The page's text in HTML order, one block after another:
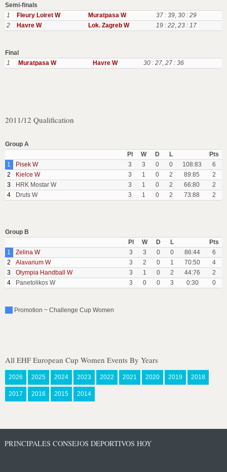
Semi-finals
1
Fleury Loiret W Muratpasa W 37 : 39, 30 : 29
2
Havre W Lok. Zagreb W 19 : 22, 23 : 17
Final
1
Muratpasa W Havre W 30 : 27, 27 : 36
2011/12 Qualification
Group A
Pl
W D L
Pts
1
Pisek W 3 3 0 0 108:83
6
2
Kielce W 3 1 0 2 89:85
2
3
HRK Mostar W 3 1 0 2 66:80
2
4
Druts W 3 1 0 2 73:88 2
Group B
Pl
W D L
Pts
1
Zelina W 3 3 0 0 86:44
6
2
Alavarium W 3 2 0 1 70:50
4
3
Olympia Handball W 3 1 0 2 44:76
2
4
Panetolikos W 3 0 0 3 0:30 0
Promotion ~ Challenge Cup Women
All EHF European Cup Women Events By Years
2026 2025 2024 2023 2022 2021 2020 2019 2018
2017 2016 2015 2014
PRINCIPALES CONSEJOS DEPORTIVOS HOY